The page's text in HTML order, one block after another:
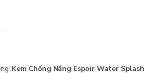
Kem Chống Nắng Espoir Water Splash